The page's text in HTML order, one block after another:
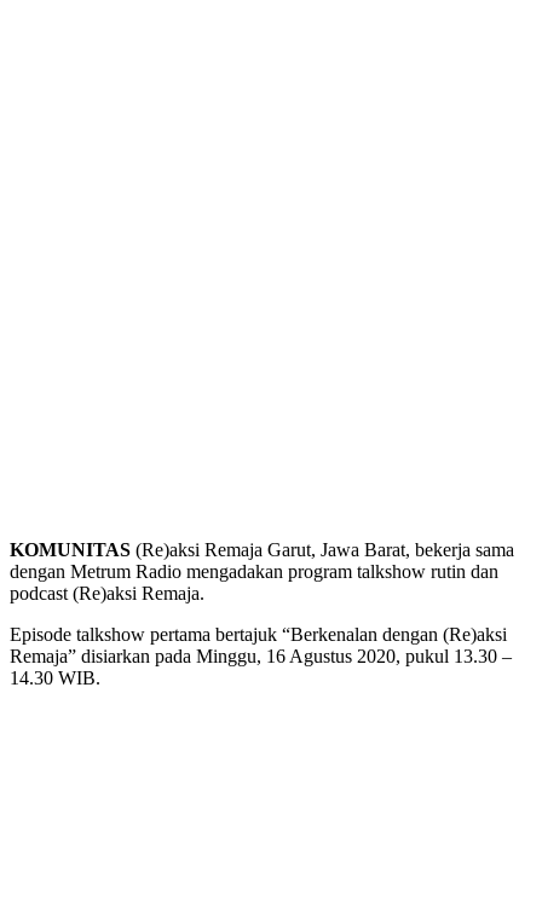
KOMUNITAS (Re)aksi Remaja Garut, Jawa Barat, bekerja sama
dengan Metrum Radio mengadakan program talkshow rutin dan
podcast (Re)aksi Remaja.
Episode talkshow pertama bertajuk “Berkenalan dengan (Re)aksi
Remaja” disiarkan pada Minggu, 16 Agustus 2020, pukul 13.30 –
14.30 WIB.